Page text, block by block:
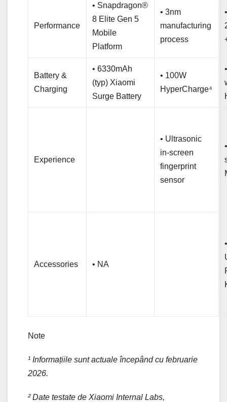
Performance
• Snapdragon®
8 Elite Gen 5
Mobile
Platform
• 3nm
manufacturing
process
Battery &
Charging
• 6330mAh
(typ) Xiaomi
Surge Battery
• 100W
HyperCharge⁴
Experience
• Ultrasonic
in-screen
fingerprint
sensor
Accessories • NA
Note
¹ Informațiile sunt actuale începând cu februarie
2026.
² Date testate de Xiaomi Internal Labs,